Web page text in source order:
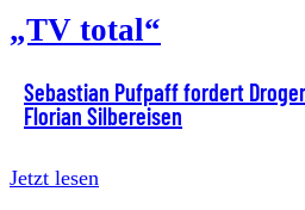
„TV total“
Sebastian Pufpaff fordert
Florian Silbereisen
Jetzt lesen